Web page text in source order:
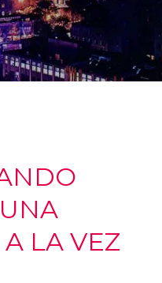
LA VEZ